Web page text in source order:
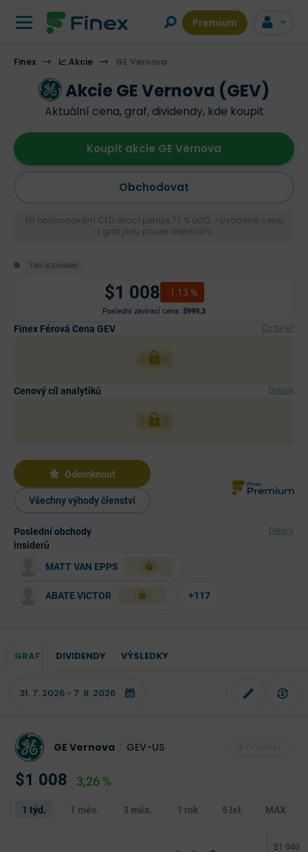
Premium
Finex 📈 Akcie GE Vernova
Akcie GE Vernova (GEV)
Aktuální cena, graf, dividendy, kde koupit
Obchodovat
Koupit akcie GE Vernova
Při obchodování CFD ztrácí peníze 77 % účtů. • Uváděná cena
a graf jsou pouze orientační.
TRH JE ZAVŘENÝ
$1 008 -1,13 %
Poslední zavírací cena: $999,3
Finex Férová Cena GEV Co to je?
XXX
Cenový cíl analytiků Detaily
XXX
Odemknout
Všechny výhody členství
Poslední obchody
insiderů
Detaily
MATT VAN EPPS XXX
ABATE VICTOR XXX +117
GRAF DIVIDENDY VÝSLEDKY
GE Vernova GEV-US
$1 008 3,26 %
1 týd. 1 měs. 3 měs. 1 rok 5 let MAX